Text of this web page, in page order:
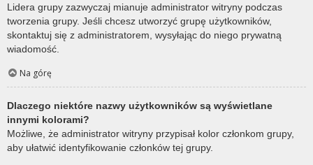
Lidera grupy zazwyczaj mianuje administrator witryny podczas
tworzenia grupy. Jeśli chcesz utworzyć grupę użytkowników,
skontaktuj się z administratorem, wysyłając do niego prywatną
wiadomość.
Na górę
Dlaczego niektóre nazwy użytkowników są wyświetlane
innymi kolorami?
Możliwe, że administrator witryny przypisał kolor członkom grupy,
aby ułatwić identyfikowanie członków tej grupy.